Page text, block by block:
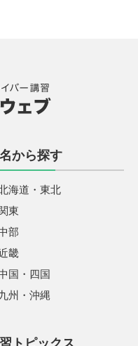
から探す
海道・東北
東
部
畿
国・四国
州・沖縄